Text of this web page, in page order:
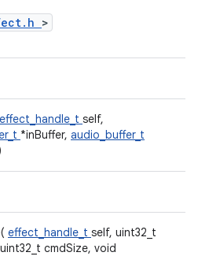
>
effect_handle_t self,
*inBuffer, audio_buffer_t
effect_handle_t self, uint32_t
cmdSize, void